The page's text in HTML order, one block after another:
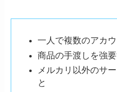
一人で複数のアカ
商品の手渡しを強
メルカリ以外のサ
と